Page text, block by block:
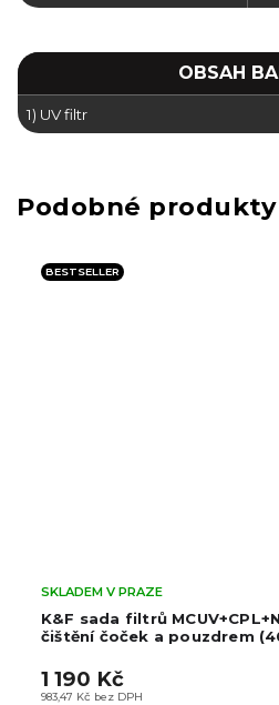
OBSAH
1) UV filtr
BESTSELLER
K&F sada filtrů
čištění čoček a pouzdrem
SKLADEM V PRAZE
983,47 Kč bez DPH
1 190 Kč